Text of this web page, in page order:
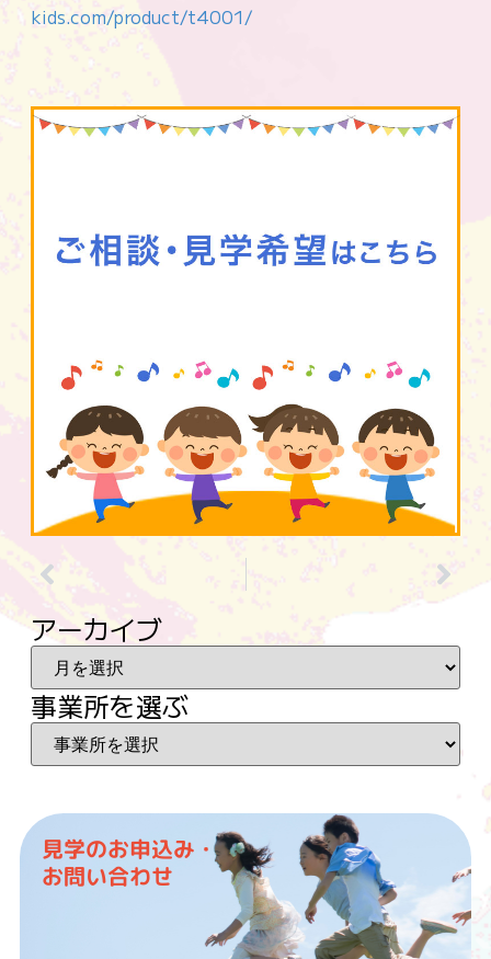
kids.com/product/t4001/
アーカイブ
事業所を選ぶ
見学のお申込み・
お問い合わせ